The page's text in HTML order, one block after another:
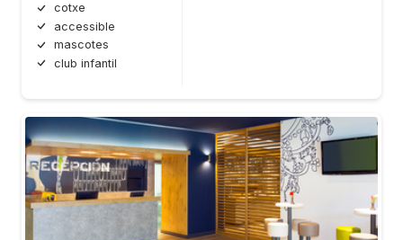
cotxe
accessible
mascotes
club infantil